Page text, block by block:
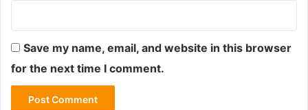
Save my name, email, and website in this browser
for the next time I comment.